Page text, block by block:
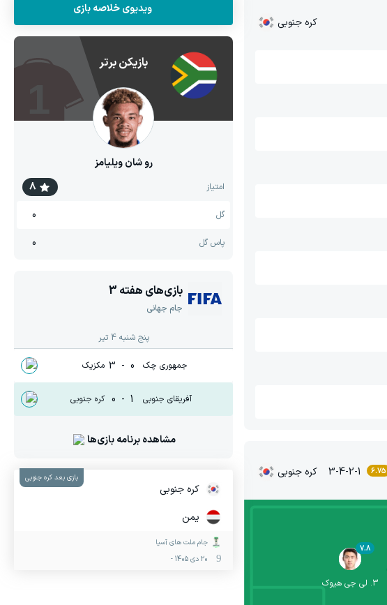
کره جنوبی
6.75
3-4-2-1 کره جنوبی
3
. لی جی هیوک
7.8
ویدیوی خلاصه بازی
بازیکن برتر
رو شان ویلیامز
امتیاز 8
گل 0
پاس گل 0
بازی‌های هفته 3
جام جهانی
پنج شنبه 4 تیر
جمهوری چک 0
-
3 مکزیک
آفریقای جنوبی 1
-
0 کره جنوبی
مشاهده برنامه بازی‌ها
کره جنوبی
یمن
جام ملت های آسیا
20 دی 1405
-
بازی بعد کره جنوبی